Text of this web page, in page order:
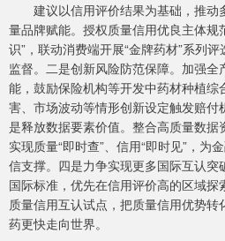
建议以信用评价结果为基础，推动
量品牌赋能。授权质量信用优良主体规
识”，联动消费端开展“金牌药材”系列
监督。二是创新风险防范保障。加强
能，鼓励保险机构等开发中药材种植
害、市场波动等情形创新设定触发赔付
是释放数据要素价值。整合高质量数
实现质量“即时查”、信用“即时见”，为
信支撑。四是力争实现更多国际互认突
国际标准，优先在信用评价高的区域探
质量信用互认试点，把质量信用优势
药更快走向世界。